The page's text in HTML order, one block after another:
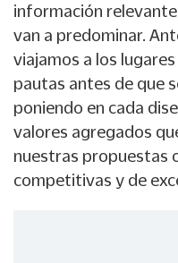
información
van a predominar.
viajamos a los
pautas antes de que
poniendo en cada
valores agregados
nuestras propuestas
competitivas y de